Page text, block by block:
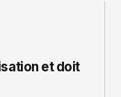
et doit